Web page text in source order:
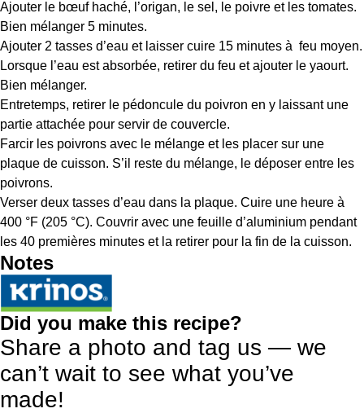
Ajouter le bœuf haché, l’origan, le sel, le poivre et les tomates.
Bien mélanger 5 minutes.
Ajouter 2 tasses d’eau et laisser cuire 15 minutes à feu moyen.
Lorsque l’eau est absorbée, retirer du feu et ajouter le yaourt.
Bien mélanger.
Entretemps, retirer le pédoncule du poivron en y laissant une
partie attachée pour servir de couvercle.
Farcir les poivrons avec le mélange et les placer sur une
plaque de cuisson. S’il reste du mélange, le déposer entre les
poivrons.
Verser deux tasses d’eau dans la plaque. Cuire une heure à
400 °F (205 °C). Couvrir avec une feuille d’aluminium pendant
les 40 premières minutes et la retirer pour la fin de la cuisson.
Notes
Did you make this recipe?
Share a photo and tag us — we
can’t wait to see what you’ve
made!